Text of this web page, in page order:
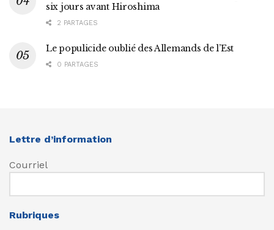
six jours avant Hiroshima
2 PARTAGES
Le populicide oublié des Allemands de l’Est
0 PARTAGES
Lettre d’information
Courriel
Rubriques